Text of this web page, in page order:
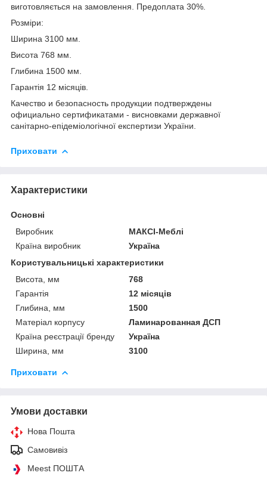
виготовляється на замовлення. Предоплата 30%.
Розміри:
Ширина 3100 мм.
Висота 768 мм.
Глибина 1500 мм.
Гарантія 12 місяців.
Качество и безопасность продукции подтверждены
официально сертификатами - висновками державної
санітарно-епідеміологічної експертизи України.
Приховати
Характеристики
Основні
Виробник
МАКСІ-Меблі
Країна виробник
Україна
Користувальницькі характеристики
Висота, мм
768
Гарантія
12 місяців
Глибина, мм
1500
Матеріал корпусу
Ламинарованная ДСП
Країна реєстрації бренду
Україна
Ширина, мм
3100
Приховати
Умови доставки
Нова Пошта
Самовивіз
Meest ПОШТА